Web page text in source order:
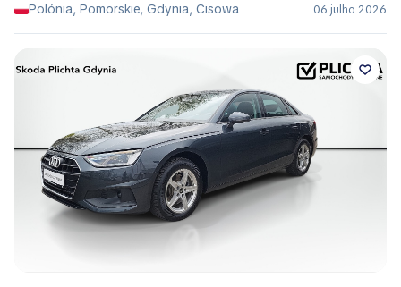
Polónia, Pomorskie, Gdynia, Cisowa
06 julho 2026